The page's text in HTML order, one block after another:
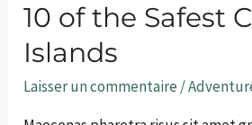
10 of the Safest
Islands
Laisser un commentaire /